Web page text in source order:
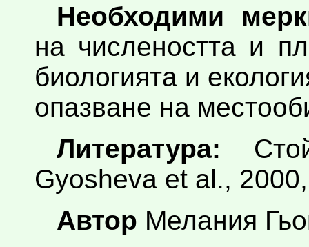
Необходими
на числеността и
биологията и
опазване на
Литература:
Gyosheva et al.,
Автор Мелания